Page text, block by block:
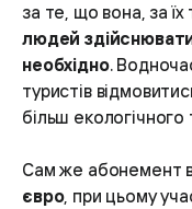
за те, що вона, за
людей
необхідно.
туристів
більш екологічного
Сам же абонемент
євро, при цьому